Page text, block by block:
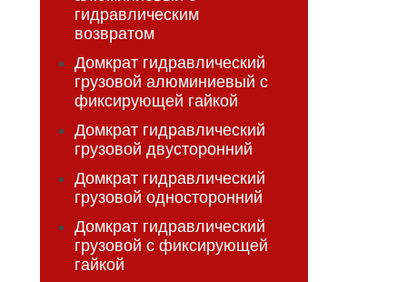
гидравлическим
возвратом
Домкрат гидравлический
грузовой алюминиевый с
фиксирующей гайкой
Домкрат гидравлический
грузовой двусторонний
Домкрат гидравлический
грузовой односторонний
Домкрат гидравлический
грузовой с фиксирующей
гайкой